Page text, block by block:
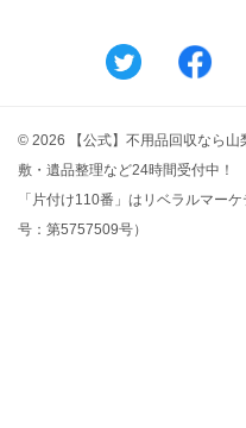
© 2026 【公式】不用品回収なら山
敷・遺品整理など24時間受付中！
「片付け110番」はリベラルマー
号：第5757509号）